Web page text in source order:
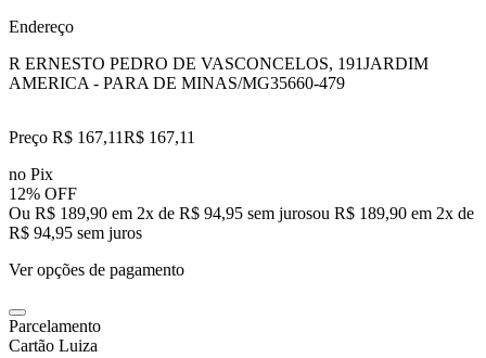
Endereço
R ERNESTO PEDRO DE VASCONCELOS, 191JARDIM
AMERICA - PARA DE MINAS/MG35660-479
Preço R$ 167,11R$ 167,11
no Pix
12% OFF
Ou R$ 189,90 em 2x de R$ 94,95 sem jurosou R$ 189,90 em 2x de
R$ 94,95 sem juros
Ver opções de pagamento
Parcelamento
Cartão Luiza